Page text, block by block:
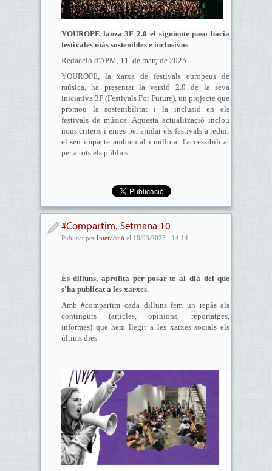
YOUROPE lanza 3F 2.0 el siguiente paso hacia
festivales más sostenibles e inclusivos
Redacció d'APM, 11 de març de 2025
YOUROPE, la xarxa de festivals europeus de
música, ha presentat la versió 2.0 de la seva
iniciativa 3F (Festivals For Future), un projecte que
promou la sostenibilitat i la inclusió en els
festivals de música. Aquesta actualització inclou
nous criteris i eines per ajudar els festivals a reduir
el seu impacte ambiental i millorar l'accessibilitat
per a tots els públics.
#Compartim. Setmana 10
Publicat per Interacció el 10/03/2025 - 14:14
És dilluns, aprofita per posar-te al dia del que
s'ha publicat a les xarxes.
Amb #compartim cada dilluns fem un repàs als
continguts (articles, opinions, reportatges,
informes) que hem llegit a les xarxes socials els
últims dies.